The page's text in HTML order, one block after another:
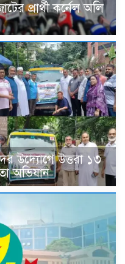
প্রার্থী কর্নেল অলি
উদ্যোগে উত্তরা ১৩
অভিযান